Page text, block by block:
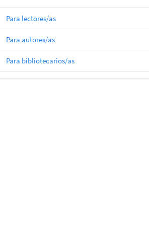
Para lectores/as
Para autores/as
Para bibliotecarios/as